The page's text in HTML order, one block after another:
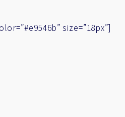
size=”18px”]